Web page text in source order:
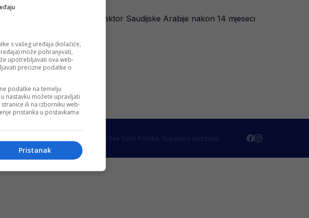
Mancinija
dobio otkaz kao selektor Saudijske Arabije nakon 14 mjeseci
© 2026 Sve Osim Politike. Sva prava zadržana.
s vašeg uređaja (kolačiće,
može pohranjivati,
upotrebljavati ova web-
precizne podatke o
podatke na temelju
nastavku možete upravljati
ili na izborniku web-
pristanka u postavkama
Pristanak